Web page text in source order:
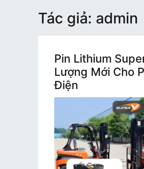
Tác giả: admin
Pin Lithium
Lượng Mới Cho
Điện